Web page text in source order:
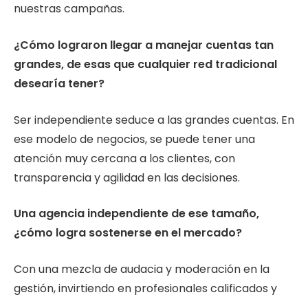
nuestras campañas.
¿Cómo lograron llegar a manejar cuentas tan
grandes, de esas que cualquier red tradicional
desearía tener?
Ser independiente seduce a las grandes cuentas. En
ese modelo de negocios, se puede tener una
atención muy cercana a los clientes, con
transparencia y agilidad en las decisiones.
Una agencia independiente de ese tamaño,
¿cómo logra sostenerse en el mercado?
Con una mezcla de audacia y moderación en la
gestión, invirtiendo en profesionales calificados y